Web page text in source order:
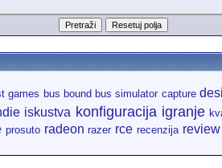
games bus bound bus simulator capture
iskustva konfiguracija igranje
prosuto radeon razer rce recenzija review